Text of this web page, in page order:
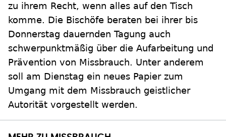
zu ihrem Recht, wenn alles auf den Tisch
komme. Die Bischöfe beraten bei ihrer bis
Donnerstag dauernden Tagung auch
schwerpunktmäßig über die Aufarbeitung und
Prävention von Missbrauch. Unter anderem
soll am Dienstag ein neues Papier zum
Umgang mit dem Missbrauch geistlicher
Autorität vorgestellt werden.